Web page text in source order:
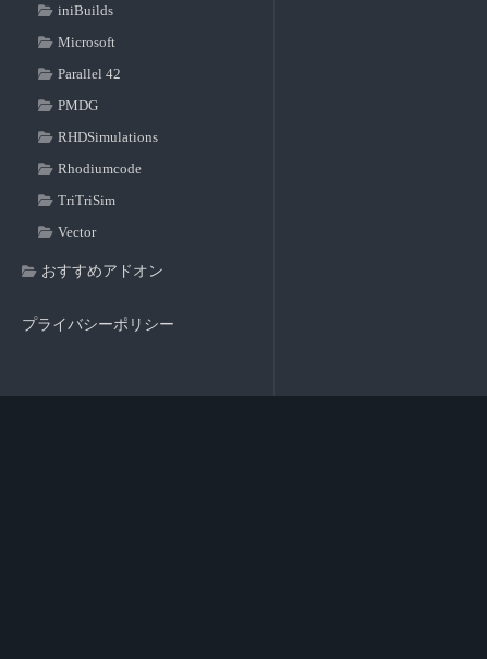
iniBuilds
Microsoft
Parallel 42
PMDG
RHDSimulations
Rhodiumcode
TriTriSim
Vector
おすすめアドオン
プライバシーポリシー